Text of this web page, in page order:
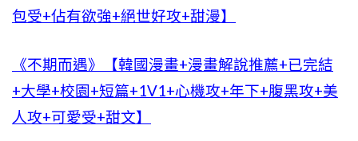
包受+佔有欲強+絕世好攻+甜漫】
《不期而遇》【韓國漫畫+漫畫解說推薦+已完結
+大學+校園+短篇+1V1+心機攻+年下+腹黑攻+美
人攻+可愛受+甜文】